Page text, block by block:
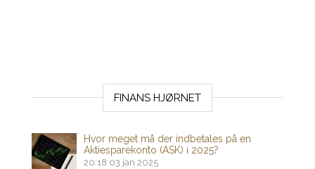
FINANS HJØRNET
Hvor meget må der indbetales på en
Aktiesparekonto (ASK) i 2025?
20:18 03 jan 2025